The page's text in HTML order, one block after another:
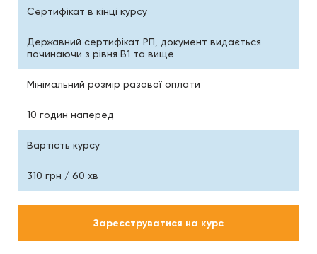
Сертифікат в кінці курсу
Державний сертифікат РП, документ видається
починаючи з рівня В1 та вище
Мінімальний розмір разової оплати
10 годин наперед
Вартість курсу
310 грн / 60 хв
Зареєструватися на курс